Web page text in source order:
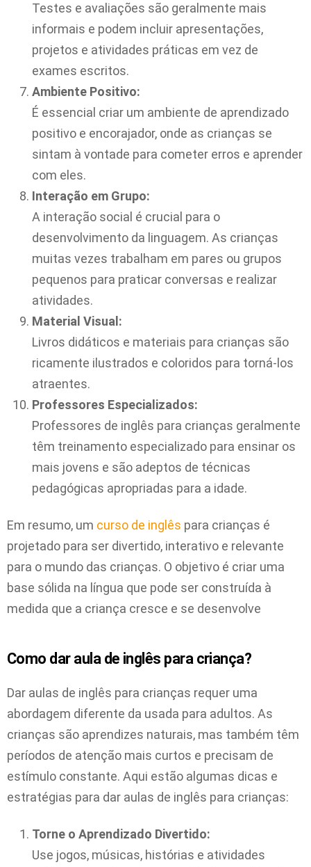
Testes e avaliações são geralmente mais
informais e podem incluir apresentações,
projetos e atividades práticas em vez de
exames escritos.
Ambiente Positivo:
É essencial criar um ambiente de aprendizado
positivo e encorajador, onde as crianças se
sintam à vontade para cometer erros e aprender
com eles.
Interação em Grupo:
A interação social é crucial para o
desenvolvimento da linguagem. As crianças
muitas vezes trabalham em pares ou grupos
pequenos para praticar conversas e realizar
atividades.
Material Visual:
Livros didáticos e materiais para crianças são
ricamente ilustrados e coloridos para torná-los
atraentes.
Professores Especializados:
Professores de inglês para crianças geralmente
têm treinamento especializado para ensinar os
mais jovens e são adeptos de técnicas
pedagógicas apropriadas para a idade.
Em resumo, um curso de inglês para crianças é
projetado para ser divertido, interativo e relevante
para o mundo das crianças. O objetivo é criar uma
base sólida na língua que pode ser construída à
medida que a criança cresce e se desenvolve
Como dar aula de inglês para criança?
Dar aulas de inglês para crianças requer uma
abordagem diferente da usada para adultos. As
crianças são aprendizes naturais, mas também têm
períodos de atenção mais curtos e precisam de
estímulo constante. Aqui estão algumas dicas e
estratégias para dar aulas de inglês para crianças:
Torne o Aprendizado Divertido:
Use jogos, músicas, histórias e atividades